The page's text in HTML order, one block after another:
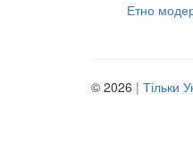
Етно
© 2026 | Тільки